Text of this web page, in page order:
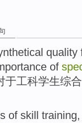
quality
of
于工科学生综合
of skill training